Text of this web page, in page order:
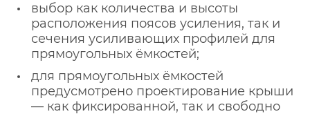
выбор как количества и высоты
расположения поясов усиления, так и
сечения усиливающих профилей для
прямоугольных ёмкостей;
для прямоугольных ёмкостей
предусмотрено проектирование крыши
— как фиксированной, так и свободно